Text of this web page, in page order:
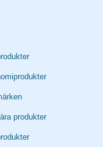
produkter